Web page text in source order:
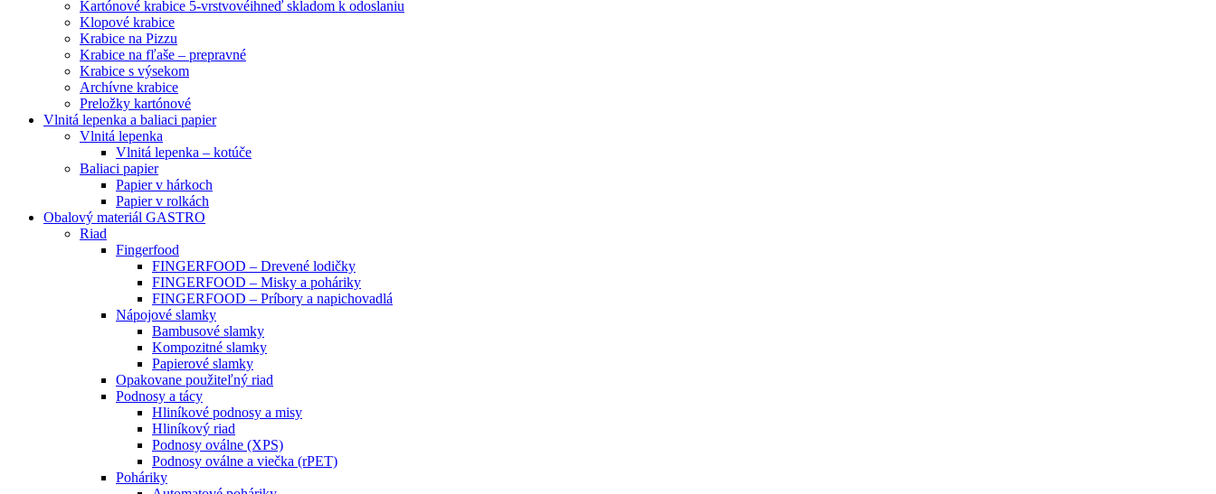
Kartónové krabice 5-vrstvovéihneď skladom k odoslaniu
Klopové krabice
Krabice na Pizzu
Krabice na fľaše – prepravné
Krabice s výsekom
Archívne krabice
Preložky kartónové
Vlnitá lepenka a baliaci papier
Vlnitá lepenka
Vlnitá lepenka – kotúče
Baliaci papier
Papier v hárkoch
Papier v rolkách
Obalový materiál GASTRO
Riad
Fingerfood
FINGERFOOD – Drevené lodičky
FINGERFOOD – Misky a poháriky
FINGERFOOD – Príbory a napichovadlá
Nápojové slamky
Bambusové slamky
Kompozitné slamky
Papierové slamky
Opakovane použiteľný riad
Podnosy a tácy
Hliníkové podnosy a misy
Hliníkový riad
Podnosy oválne (XPS)
Podnosy oválne a viečka (rPET)
Poháriky